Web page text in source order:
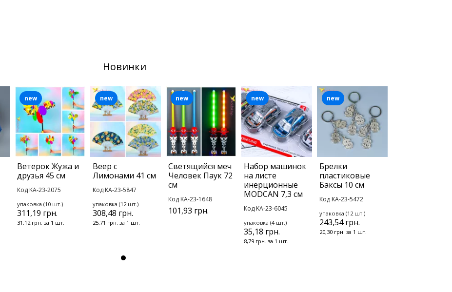
Новинки
Ветерок Жужа и
друзья 45 см
Код KA-23-2075
упаковка (10 шт.)
311,19 грн.
31,12 грн. за 1 шт.
new
Веер с
Лимонами 41 см
Код KA-23-5847
упаковка (12 шт.)
308,48 грн.
25,71 грн. за 1 шт.
new
Светящийся меч
Человек Паук 72
см
Код KA-23-1648
101,93 грн.
new
Набор машинок
на листе
инерционные
MODCAN 7,3 см
Код KA-23-6045
упаковка (4 шт.)
35,18 грн.
8,79 грн. за 1 шт.
new
Брелки
пластиковые
Баксы 10 см
Код KA-23-5472
упаковка (12 шт.)
243,54 грн.
20,30 грн. за 1 шт.
new